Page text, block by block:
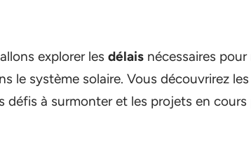
explorer les délais nécessaires
le système solaire. Vous découvrirez
défis à surmonter et les projets en